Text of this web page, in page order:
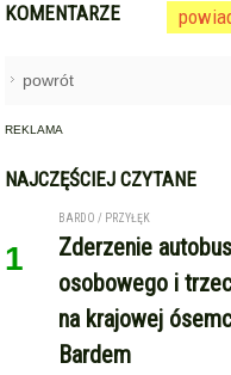
KOMENTARZE
powrót
REKLAMA
NAJCZĘŚCIEJ CZYTANE
1
BARDO / PRZYŁĘK
Zderzenie
osobowego i
na krajowej
Bardem